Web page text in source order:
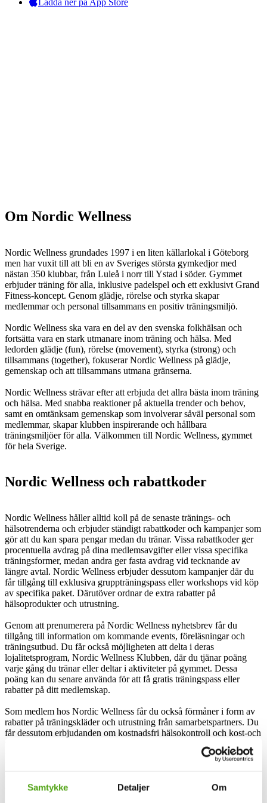
Samtykke Detaljer Om
Om Nordic Wellness
Nordic Wellness grundades 1997 i en liten källarlokal i Göteborg
men har vuxit till att bli en av Sveriges största gymkedjor med
nästan 350 klubbar, från Luleå i norr till Ystad i söder. Gymmet
erbjuder träning för alla, inklusive padelspel och ett exklusivt Grand
Fitness-koncept. Genom glädje, rörelse och styrka skapar
medlemmar och personal tillsammans en positiv träningsmiljö.
Nordic Wellness ska vara en del av den svenska folkhälsan och
fortsätta vara en stark utmanare inom träning och hälsa. Med
ledorden glädje (fun), rörelse (movement), styrka (strong) och
tillsammans (together), fokuserar Nordic Wellness på glädje,
gemenskap och att tillsammans utmana gränserna.
Nordic Wellness strävar efter att erbjuda det allra bästa inom träning
och hälsa. Med snabba reaktioner på aktuella trender och behov,
samt en omtänksam gemenskap som involverar såväl personal som
medlemmar, skapar klubben inspirerande och hållbara
träningsmiljöer för alla. Välkommen till Nordic Wellness, gymmet
för hela Sverige.
Nordic Wellness och rabattkoder
Nordic Wellness håller alltid koll på de senaste tränings- och
hälsotrenderna och erbjuder ständigt rabattkoder och kampanjer som
gör att du kan spara pengar medan du tränar. Vissa rabattkoder ger
procentuella avdrag på dina medlemsavgifter eller vissa specifika
träningsformer, medan andra ger fasta avdrag vid tecknande av
längre avtal. Nordic Wellness erbjuder dessutom kampanjer där du
får tillgång till exklusiva gruppträningspass eller workshops vid köp
av specifika paket. Därutöver ordnar de extra rabatter på
hälsoprodukter och utrustning.
Genom att prenumerera på Nordic Wellness nyhetsbrev får du
tillgång till information om kommande events, föreläsningar och
träningsutbud. Du får också möjligheten att delta i deras
lojalitetsprogram, Nordic Wellness Klubben, där du tjänar poäng
varje gång du tränar eller deltar i aktiviteter på gymmet. Dessa
poäng kan du senare använda för att få gratis träningspass eller
rabatter på ditt medlemskap.
Som medlem hos Nordic Wellness får du också förmåner i form av
rabatter på träningskläder och utrustning från samarbetspartners. Du
får dessutom erbjudanden om kostnadsfri hälsokontroll och kost-och
träningshändelser, exempelvis ”Träningsfredag” och ”Wellness
Wednesday”, med fantastiska erbjudanden och aktiviteter. Detta ger
anordnar dessutom temaveckor och kampanjer under året, där du